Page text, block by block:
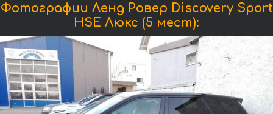
Фотографии Ленд Ровер Discovery Sport
HSE Люкс (5 мест):